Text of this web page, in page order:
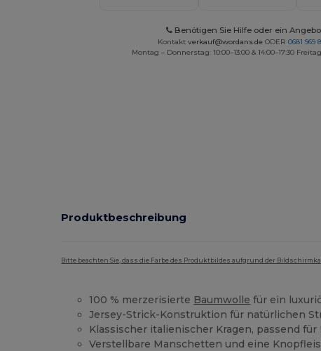
Benötigen Sie Hilfe oder ein
Kontaktverkauf@wordans.de ODER0681 969
Montag – Donnerstag: 10:00–13:00 & 14:00–17:30
Produktbeschreibung
Bitte beachten Sie, dass die Farbe des Produktbildes aufgrund der
100 % merzerisierte Baumwolle für ein
Jersey-Strick-Konstruktion für natürlichen
Klassischer italienischer Kragen, passend für
Verstellbare Manschetten und eine